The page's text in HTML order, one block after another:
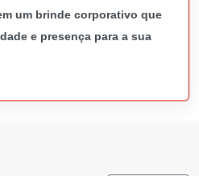
um brinde corporativo que
e presença para a sua